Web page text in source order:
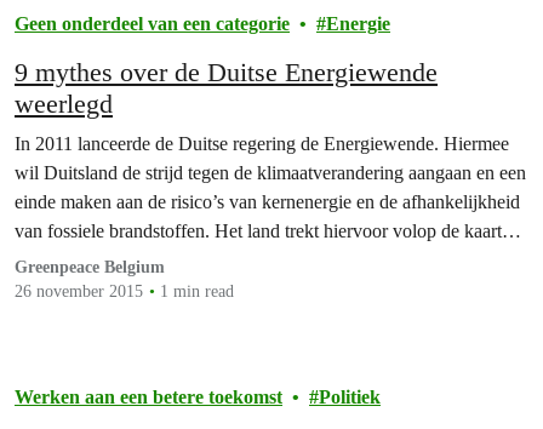
Geen onderdeel van een categorie Energie
9 mythes over de Duitse Energiewende
weerlegd
In 2011 lanceerde de Duitse regering de Energiewende. Hiermee
wil Duitsland de strijd tegen de klimaatverandering aangaan en een
einde maken aan de risico’s van kernenergie en de afhankelijkheid
van fossiele brandstoffen. Het land trekt hiervoor volop de kaart
van hernieuwbare energie en energie-efficiëntie. De wereld volgt
deze energierevolutie op de voet. Kan Duitsland ook…
Greenpeace Belgium
26 november 2015
1 min read
Werken aan een betere toekomst Politiek